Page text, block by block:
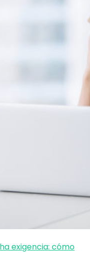
exigencia: cómo